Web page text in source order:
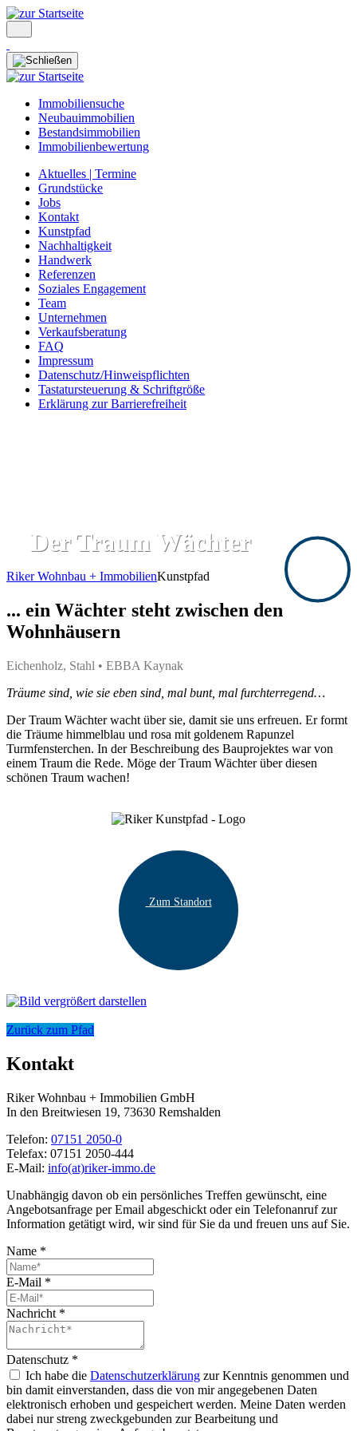
Immobiliensuche
Neubauimmobilien
Bestandsimmobilien
Immobilienbewertung
Aktuelles | Termine
Grundstücke
Jobs
Kontakt
Kunstpfad
Nachhaltigkeit
Handwerk
Referenzen
Soziales Engagement
Team
Unternehmen
Verkaufsberatung
FAQ
Impressum
Datenschutz/Hinweispflichten
Tastatursteuerung & Schriftgröße
Erklärung zur Barrierefreiheit
Der Traum Wächter
Riker Wohnbau + ImmobilienKunstpfad
... ein Wächter steht zwischen den
Wohnhäusern
Eichenholz, Stahl • EBBA Kaynak
Träume sind, wie sie eben sind, mal bunt, mal furchterregend…
Der Traum Wächter wacht über sie, damit sie uns erfreuen. Er formt
die Träume himmelblau und rosa mit goldenem Rapunzel
Turmfensterchen. In der Beschreibung des Bauprojektes war von
einem Traum die Rede. Möge der Traum Wächter über diesen
schönen Traum wachen!
Zum Standort
Zurück zum Pfad
Kontakt
Riker Wohnbau + Immobilien GmbH
In den Breitwiesen 19, 73630 Remshalden
Telefon: 07151 2050-0
Telefax: 07151 2050-444
E-Mail: info(at)riker-immo.de
Unabhängig davon ob ein persönliches Treffen gewünscht, eine
Angebotsanfrage per Email abgeschickt oder ein Telefonanruf zur
Information getätigt wird, wir sind für Sie da und freuen uns auf Sie.
Name *
E-Mail *
Nachricht *
Datenschutz *
Ich habe die Datenschutzerklärung zur Kenntnis genommen und
bin damit einverstanden, dass die von mir angegebenen Daten
elektronisch erhoben und gespeichert werden. Meine Daten werden
dabei nur streng zweckgebunden zur Bearbeitung und